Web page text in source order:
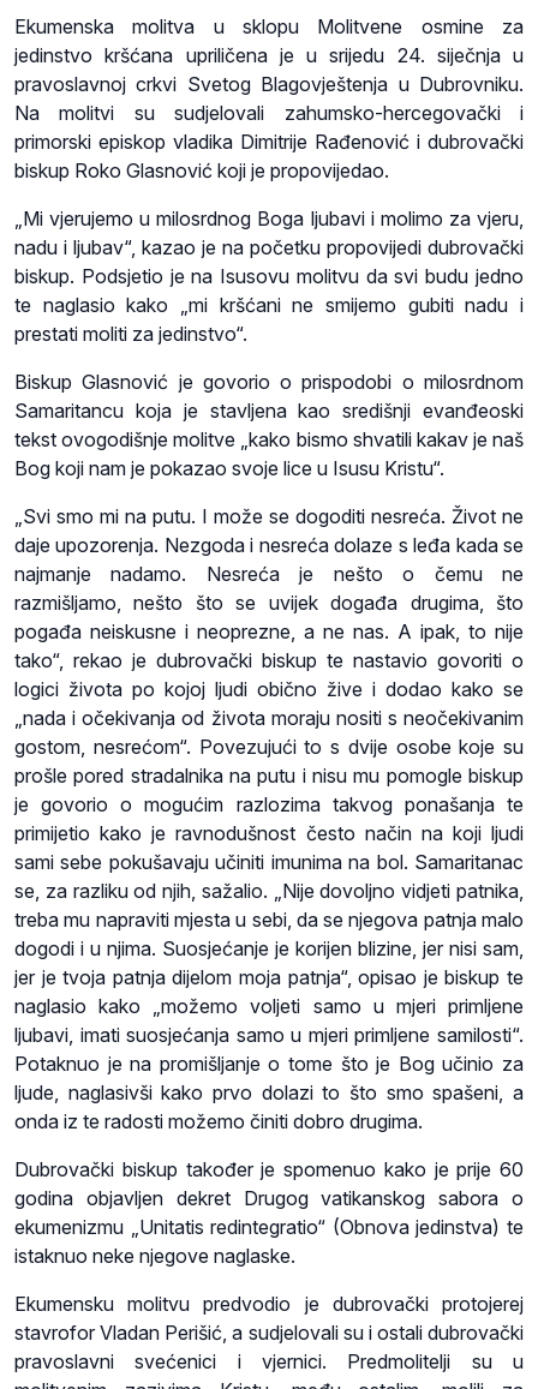
Ekumenska molitva u sklopu Molitvene osmine za
jedinstvo kršćana upriličena je u srijedu 24. siječnja u
pravoslavnoj crkvi Svetog Blagovještenja u Dubrovniku.
Na molitvi su sudjelovali zahumsko-hercegovački i
primorski episkop vladika Dimitrije Rađenović i dubrovački
biskup Roko Glasnović koji je propovijedao.
„Mi vjerujemo u milosrdnog Boga ljubavi i molimo za vjeru,
nadu i ljubav“, kazao je na početku propovijedi dubrovački
biskup. Podsjetio je na Isusovu molitvu da svi budu jedno
te naglasio kako „mi kršćani ne smijemo gubiti nadu i
prestati moliti za jedinstvo“.
Biskup Glasnović je govorio o prispodobi o milosrdnom
Samaritancu koja je stavljena kao središnji evanđeoski
tekst ovogodišnje molitve „kako bismo shvatili kakav je naš
Bog koji nam je pokazao svoje lice u Isusu Kristu“.
„Svi smo mi na putu. I može se dogoditi nesreća. Život ne
daje upozorenja. Nezgoda i nesreća dolaze s leđa kada se
najmanje nadamo. Nesreća je nešto o čemu ne
razmišljamo, nešto što se uvijek događa drugima, što
pogađa neiskusne i neoprezne, a ne nas. A ipak, to nije
tako“, rekao je dubrovački biskup te nastavio govoriti o
logici života po kojoj ljudi obično žive i dodao kako se
„nada i očekivanja od života moraju nositi s neočekivanim
gostom, nesrećom“. Povezujući to s dvije osobe koje su
prošle pored stradalnika na putu i nisu mu pomogle biskup
je govorio o mogućim razlozima takvog ponašanja te
primijetio kako je ravnodušnost često način na koji ljudi
sami sebe pokušavaju učiniti imunima na bol. Samaritanac
se, za razliku od njih, sažalio. „Nije dovoljno vidjeti patnika,
treba mu napraviti mjesta u sebi, da se njegova patnja malo
dogodi i u njima. Suosjećanje je korijen blizine, jer nisi sam,
jer je tvoja patnja dijelom moja patnja“, opisao je biskup te
naglasio kako „možemo voljeti samo u mjeri primljene
ljubavi, imati suosjećanja samo u mjeri primljene samilosti“.
Potaknuo je na promišljanje o tome što je Bog učinio za
ljude, naglasivši kako prvo dolazi to što smo spašeni, a
onda iz te radosti možemo činiti dobro drugima.
Dubrovački biskup također je spomenuo kako je prije 60
godina objavljen dekret Drugog vatikanskog sabora o
ekumenizmu „Unitatis redintegratio“ (Obnova jedinstva) te
istaknuo neke njegove naglaske.
Ekumensku molitvu predvodio je dubrovački protojerej
stavrofor Vladan Perišić, a sudjelovali su i ostali dubrovački
pravoslavni svećenici i vjernici. Predmolitelji su u